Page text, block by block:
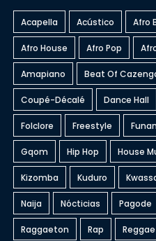
Acapella Acústico Afro
Afro House Afro Pop
Amapiano Beat Of
Coupé-Décalé Dance Hall
Folclore Freestyle
Gqom Hip Hop House
Kizomba Kuduro
Naija Nócticias Pagode
Raggaeton Rap Reggae